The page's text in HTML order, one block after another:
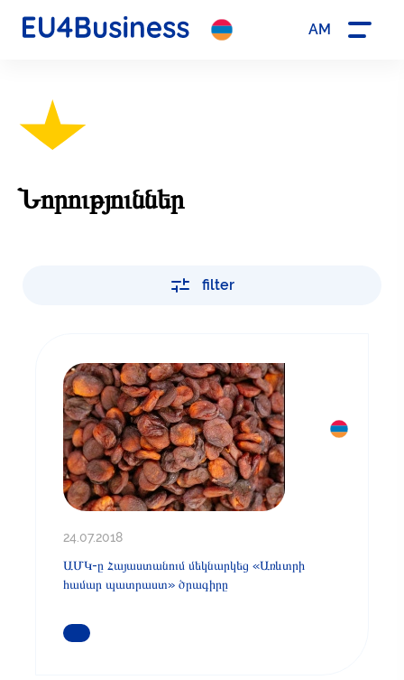
Նորություններ
filter
24.07.2018
ԱՄԿ-ը Հայաստանում մեկնարկեց «Առևտրի
համար պատրաստ» ծրագիրը
ԿԱՐԴԱՑԵՔ ԱՎԵԼԻՆ
AM